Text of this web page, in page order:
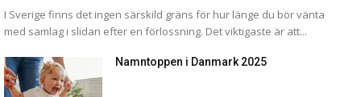
I Sverige finns det ingen särskild gräns för hur länge du bör vänta
med samlag i slidan efter en förlossning. Det viktigaste är att...
Namntoppen i Danmark 2025